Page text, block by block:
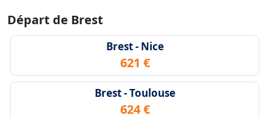
Départ de Brest
Brest - Nice
621 €
Brest - Toulouse
624 €